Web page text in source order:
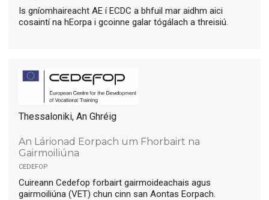
Is gníomhaireacht AE í ECDC a bhfuil mar aidhm aici
cosaintí na hEorpa i gcoinne galar tógálach a threisiú.
Thessaloniki, An Ghréig
An Lárionad Eorpach um Fhorbairt na
Gairmoiliúna
cedefop
Cuireann Cedefop forbairt gairmoideachais agus
gairmoiliúna (VET) chun cinn san Aontas Eorpach.